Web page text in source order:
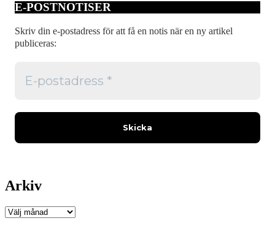
E-POSTNOTISER
Skriv din e-postadress för att få en notis när en ny artikel
publiceras:
Arkiv
Arkiv